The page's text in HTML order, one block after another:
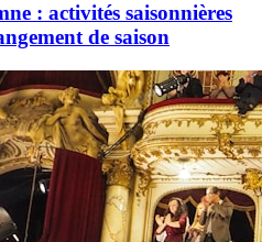
: activités saisonnières
de saison